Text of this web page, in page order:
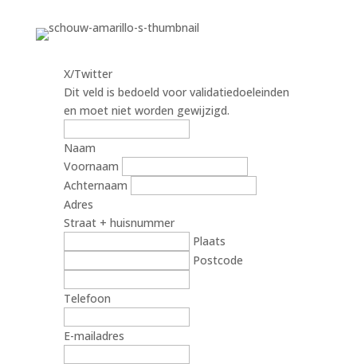
X/Twitter
Dit veld is bedoeld voor validatiedoeleinden
en moet niet worden gewijzigd.
Naam
Voornaam
Achternaam
Adres
Straat + huisnummer
Plaats
Postcode
Telefoon
E-mailadres